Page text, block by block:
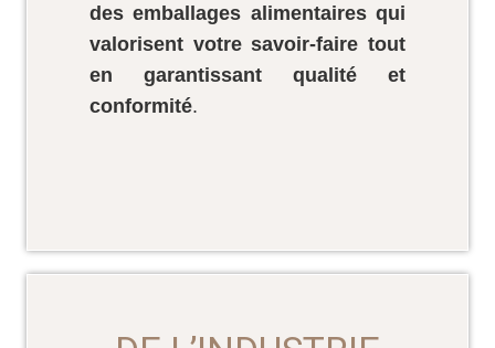
des emballages alimentaires qui
valorisent votre savoir-faire tout
en garantissant qualité et
conformité.